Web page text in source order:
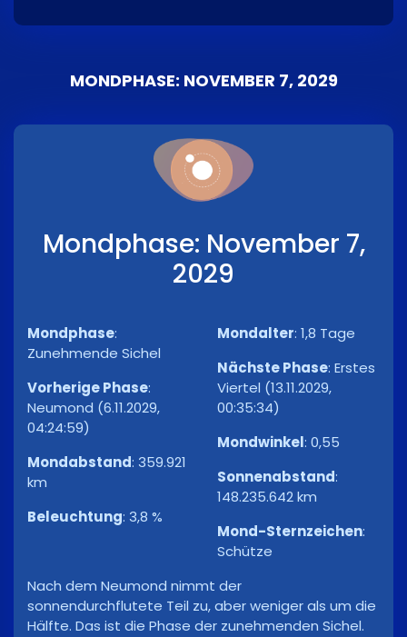
MONDPHASE: NOVEMBER 7, 2029
Mondphase: November 7,
2029
Mondphase:
Zunehmende Sichel
Vorherige Phase:
Neumond (6.11.2029,
04:24:59)
Mondabstand: 359.921
km
Beleuchtung: 3,8 %
Mondalter: 1,8 Tage
Nächste Phase: Erstes
Viertel (13.11.2029,
00:35:34)
Mondwinkel: 0,55
Sonnenabstand:
148.235.642 km
Mond-Sternzeichen:
Schütze
Nach dem Neumond nimmt der
sonnendurchflutete Teil zu, aber weniger als um die
Hälfte. Das ist die Phase der zunehmenden Sichel.